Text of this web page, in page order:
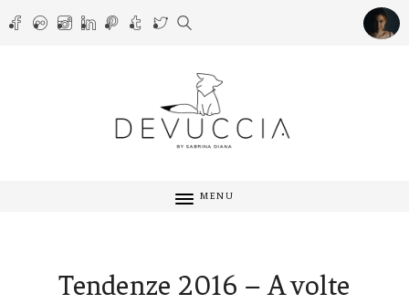
MENU
Tendenze 2016 – A volte